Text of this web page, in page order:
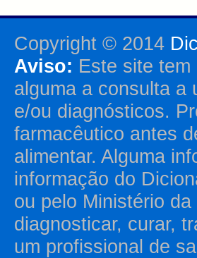
Copyright © 2014
Aviso: Este site
alguma a consulta a
e/ou diagnósticos.
farmacêutico antes
alimentar. Alguma
informação do
ou pelo Ministério
diagnosticar, curar,
um profissional de